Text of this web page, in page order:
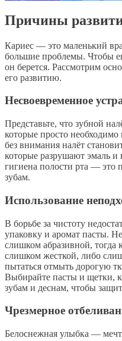
Причины
Кариес — это маленький
большие проблемы. Чтобы
он берется. Рассмотрим
его развитию.
Несвоевременное
Представьте, что зубной
которые просто
без внимания налёт
которые разрушают эмаль
гигиена полости рта — это
зубам.
Использование
В борьбе за чистоту
упаковку и аромат пасты.
слишком абразивной, тогда
слишком жесткой, либо
пытаться отмыть дорогую
Выбирайте пасты и щетки,
зубам и деснам, чтобы
Чрезмерное
Белоснежная улыбка —